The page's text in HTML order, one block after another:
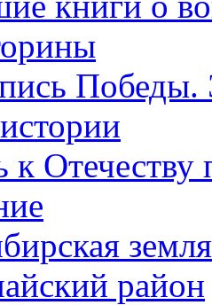
Победы.
Отечеству
земля
район